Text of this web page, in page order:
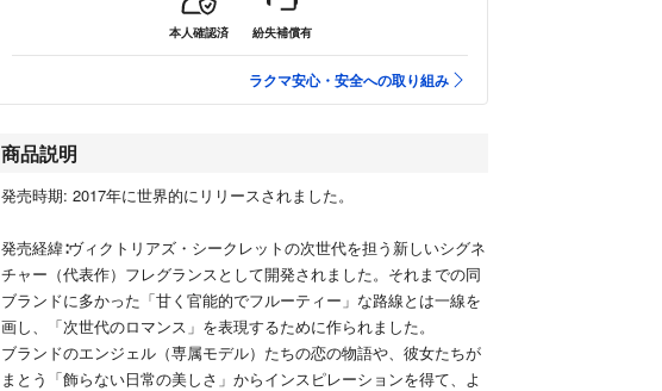
本人確認済 紛失補償有
ラクマ安心・安全への取り組み
商品説明
発売時期: 2017年に世界的にリリースされました。
発売経緯∶ヴィクトリアズ・シークレットの次世代を担う新しいシグネ
チャー（代表作）フレグランスとして開発されました。それまでの同
ブランドに多かった「甘く官能的でフルーティー」な路線とは一線を
画し、「次世代のロマンス」を表現するために作られました。
ブランドのエンジェル（専属モデル）たちの恋の物語や、彼女たちが
まとう「飾らない日常の美しさ」からインスピレーションを得て、よ